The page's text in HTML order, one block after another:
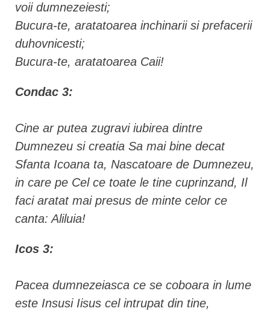
voii dumnezeiesti;
Bucura-te, aratatoarea inchinarii si prefacerii
duhovnicesti;
Bucura-te, aratatoarea Caii!
Condac 3:
Cine ar putea zugravi iubirea dintre
Dumnezeu si creatia Sa mai bine decat
Sfanta Icoana ta, Nascatoare de Dumnezeu,
in care pe Cel ce toate le tine cuprinzand, Il
faci aratat mai presus de minte celor ce
canta: Aliluia!
Icos 3:
Pacea dumnezeiasca ce se coboara in lume
este Insusi Iisus cel intrupat din tine,